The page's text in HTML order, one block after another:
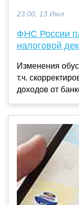
23:00, 13 Июл
ФНС России
налоговой
Изменения
т.ч.
доходов от